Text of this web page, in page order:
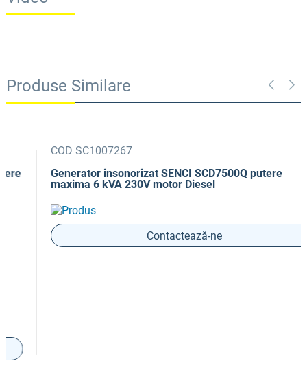
Produse Similare
COD SC1007267
Generator insonorizat SENCI SCD7500Q putere
maxima 6 kVA 230V motor Diesel
Contactează-ne